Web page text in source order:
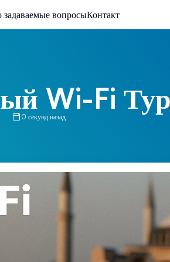
задаваемые вопросыКонтакт
Wi-Fi
0 секунд назад